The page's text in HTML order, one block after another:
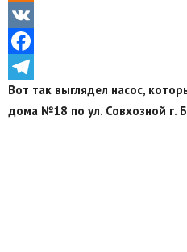
Odnoklassniki
VK
Facebook
Telegram
Вот так выглядел насос,
дома №18 по ул. Совхозной г.